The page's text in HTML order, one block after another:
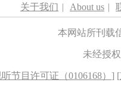
关于我们 | About us |
本网站所刊载
未经授
节目许可证（0106168） ] [